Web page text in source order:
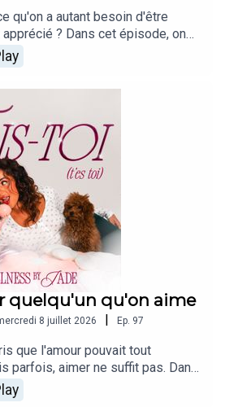
qu'on a autant besoin d'être
? Dans cet épisode, on
qu'on a tous de vouloir plaire,
coûte, et de ce qui change quand
d'être pleinement soi.IG/TikTok :
quelqu'un qu'on aime
8 juillet 2026 | Ep. 97
que l'amour pouvait tout
parfois, aimer ne suffit pas. Dans
parle de ces relations où les
encore là, mais où partir devient